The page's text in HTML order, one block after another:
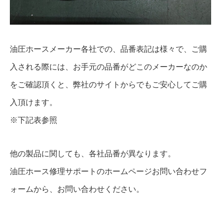
油圧ホースメーカー各社での、品番表記は様々で、ご購
入される際には、お手元の品番がどこのメーカーなのか
をご確認頂くと、弊社のサイトからでもご安心してご購
入頂けます。
※下記表参照
他の製品に関しても、各社品番が異なります。
油圧ホース修理サポートのホームページお問い合わせフ
ォームから、お問い合わせください。